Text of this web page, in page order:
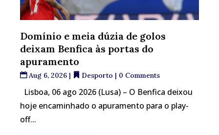
Domínio e meia dúzia de golos
deixam Benfica às portas do
apuramento
Aug 6, 2026 | Desporto | 0 Comments
Lisboa, 06 ago 2026 (Lusa) – O Benfica deixou
hoje encaminhado o apuramento para o play-
off...